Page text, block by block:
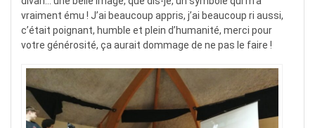
vraiment ému ! J’ai beaucoup appris, j’ai beaucoup ri aussi,
c’était poignant, humble et plein d’humanité, merci pour
votre générosité, ça aurait dommage de ne pas le faire !